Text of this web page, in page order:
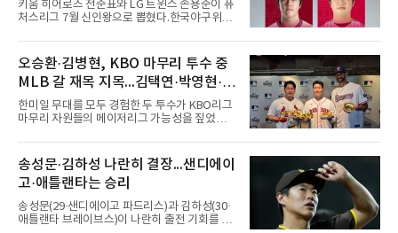
키움 히어로즈 전준표와 LG 트윈스 손용준이 퓨
처스리그 7월 신인왕으로 뽑혔다.한국야구위원
월 퓨처스 루키상 수상자로 두 선수를 선정했다
고 밝혔다. 대체 선수 대비 승리 기여도(WAR)를
기준으로 전준표가 0.63, 손용준이 0.73으로 각
각 투수와 타자 부문 1위에 올랐다.전준표의 7월
은 완벽했다. 두 경기에 모두 선발 등판해 11이
닝 무실점으로 2승을 챙겼다. 월간 평균자책점
0.00으로 전체 1위, 이닝당 출루허용률(WHIP)
방망이로 존재감을 드러냈다. 지난달 퓨처스리
그 전체에서 가장 많은 20안타를 때
오승환·김병현, KBO 마무리 투수 중
MLB 갈 재목 지목...김택연·박영현·조
병현
한미일 무대를 모두 경험한 두 투수가 KBO리그
마무리 자원들의 메이저리그 가능성을 짚었다.
사평점에서 열린 'MLB 브렉퍼스트 클럽 시즌2'
미디어데이에서 김택연(두산 베어스)과 박영현
(kt wiz), 조병현(SSG 랜더스)을 지목했다. 그는
KBO리그에 구속과 신체 능력이 좋은 선수가 많
다며 세 이름을 꺼냈다.다만 조건을 달았다. 오승
환은 이들이 경기 운영 능력과 경험을 더 쌓으면
메이저리그 진출이 가능하다면서도, 지금보다
송성문·김하성 나란히 결장...샌디에이
고·애틀랜타는 승리
송성문(29·샌디에이고 파드리스)과 김하성(30·
애틀랜타 브레이브스)이 나란히 출전 기회를 잡